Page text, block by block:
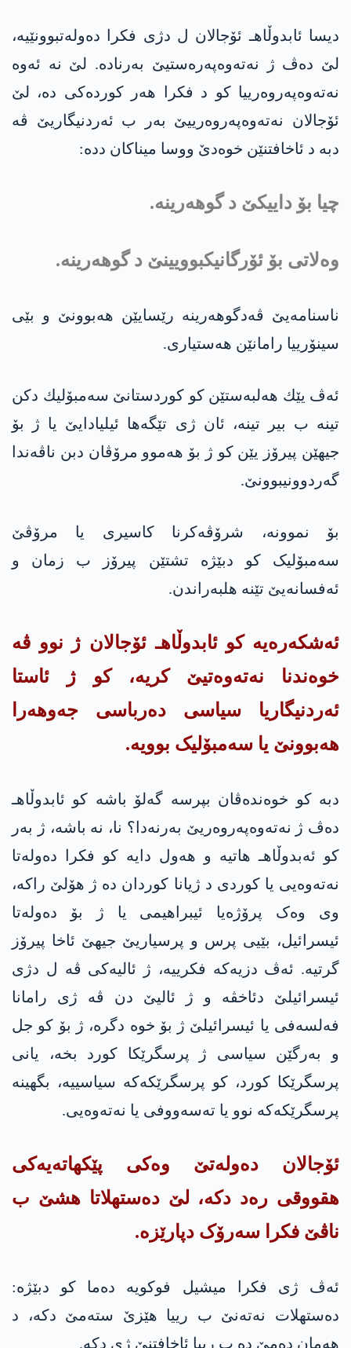
دیسا ئابدوڵاهـ ئۆجالان ل دژی فکرا دەولەتبوونێیە،
لێ دەڤ ژ نەتەوەپەرەستیێ بەرنادە. لێ نە ئەوە
نەتەوەپەروەرییا كو د فكرا هه‌ر كورده‌كی ده‌، لێ
ئۆجالان نه‌ته‌وه‌په‌روه‌رییێ به‌ر ب ئه‌ردنیگاریێ ڤه‌
دبه‌ د ئاخافتنێن خوەدێ ووسا میناكان دده‌:
چیا بۆ داییکێ د گوهه‌رینه‌.
وەلاتی بۆ ئۆرگانیکبوویینێ د گوهه‌رینه‌.
ناسنامەیێ ڤەدگوهەرینە رێسایێن هه‌بوونێ و بێی
سینۆرییا رامانێن هه‌ستیاری.
ئه‌ڤ یێك هەلبەستێن كو كوردستانێ سه‌مبۆلیك دكن
تینه‌ ب بیر تینه‌، ئان ژی تێگەها ئیلیادایێ یا ژ بۆ
جیهێن پیرۆز یێن کو ژ بۆ هەموو مرۆڤان دبن ناڤەندا
گەردوونیبوونێ.
بۆ نموونە، شرۆڤەکرنا كاسیرى یا مرۆڤێ
سەمبۆلیک كو دبێژە تشتێن پیرۆز ب زمان و
ئەفسانەیێ تێنە هلبەراندن.
ئەشکەرەیە کو ئابدوڵاهـ ئۆجالان ژ نوو ڤه‌
خوەندنا نەتەوەتیێ کریە، کو ژ ئاستا
ئەردنیگاریا سیاسی دەرباسی جەوهەرا
هەبوونێ یا سەمبۆلیک بوویە.
دبە کو خوەندەڤان بپرسە گەلۆ باشە کو ئابدوڵاهـ
دەڤ ژ نەتەوەپەروەریێ بەرنەدا؟ نا، نە باشە، ژ بەر
کو ئەبدوڵاهـ هاتیە و هەول دایە کو فکرا دەولەتا
نەتەوەیی یا کوردی د ژیانا کوردان دە ژ هۆلێ راکە،
وی وەک پرۆژەیا ئیبراهیمی یا ژ بۆ دەولەتا
ئیسرائیل، بێیی پرس و پرسیاریێ جیهێ ئاخا پیرۆز
گرتیە. ئەڤ دزیەکە فكرییه‌، ژ ئالیەکی ڤە ل دژی
ئیسرائیلێ دئاخڤه‌ و ژ ئالیێ دن ڤە ژی رامانا
فەلسەفی یا ئیسرائیلێ ژ بۆ خوە دگرە، ژ بۆ کو جل
و بەرگێن سیاسی ژ پرسگرێکا کورد بخه‌، یانی
پرسگرێکا کورد، کو پرسگرێکەکە سیاسییە، بگهینە
پرسگرێکەکە نوو یا تەسەووفی یا نەتەوەیی.
ئۆجالان دەولەتێ وەکی پێكهاته‌یه‌كی
هقووقی رەد دکە، لێ ده‌ستهلاتا هشێ ب
ناڤێ فکرا سەرۆک دپارێزە.
ئەڤ ژی فكرا میشیل فوكویه‌ دەما کو دبێژە:
دەستهلات نەتەنێ ب رییا هێزێ سته‌مێ دكه‌، د
هەمان دەمێ دە ب رییا ئاخافتنێ ژی دكه‌.